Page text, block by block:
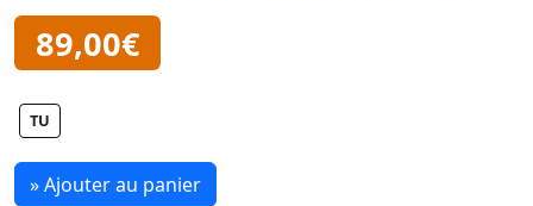
89,00€
TU
» Ajouter au panier